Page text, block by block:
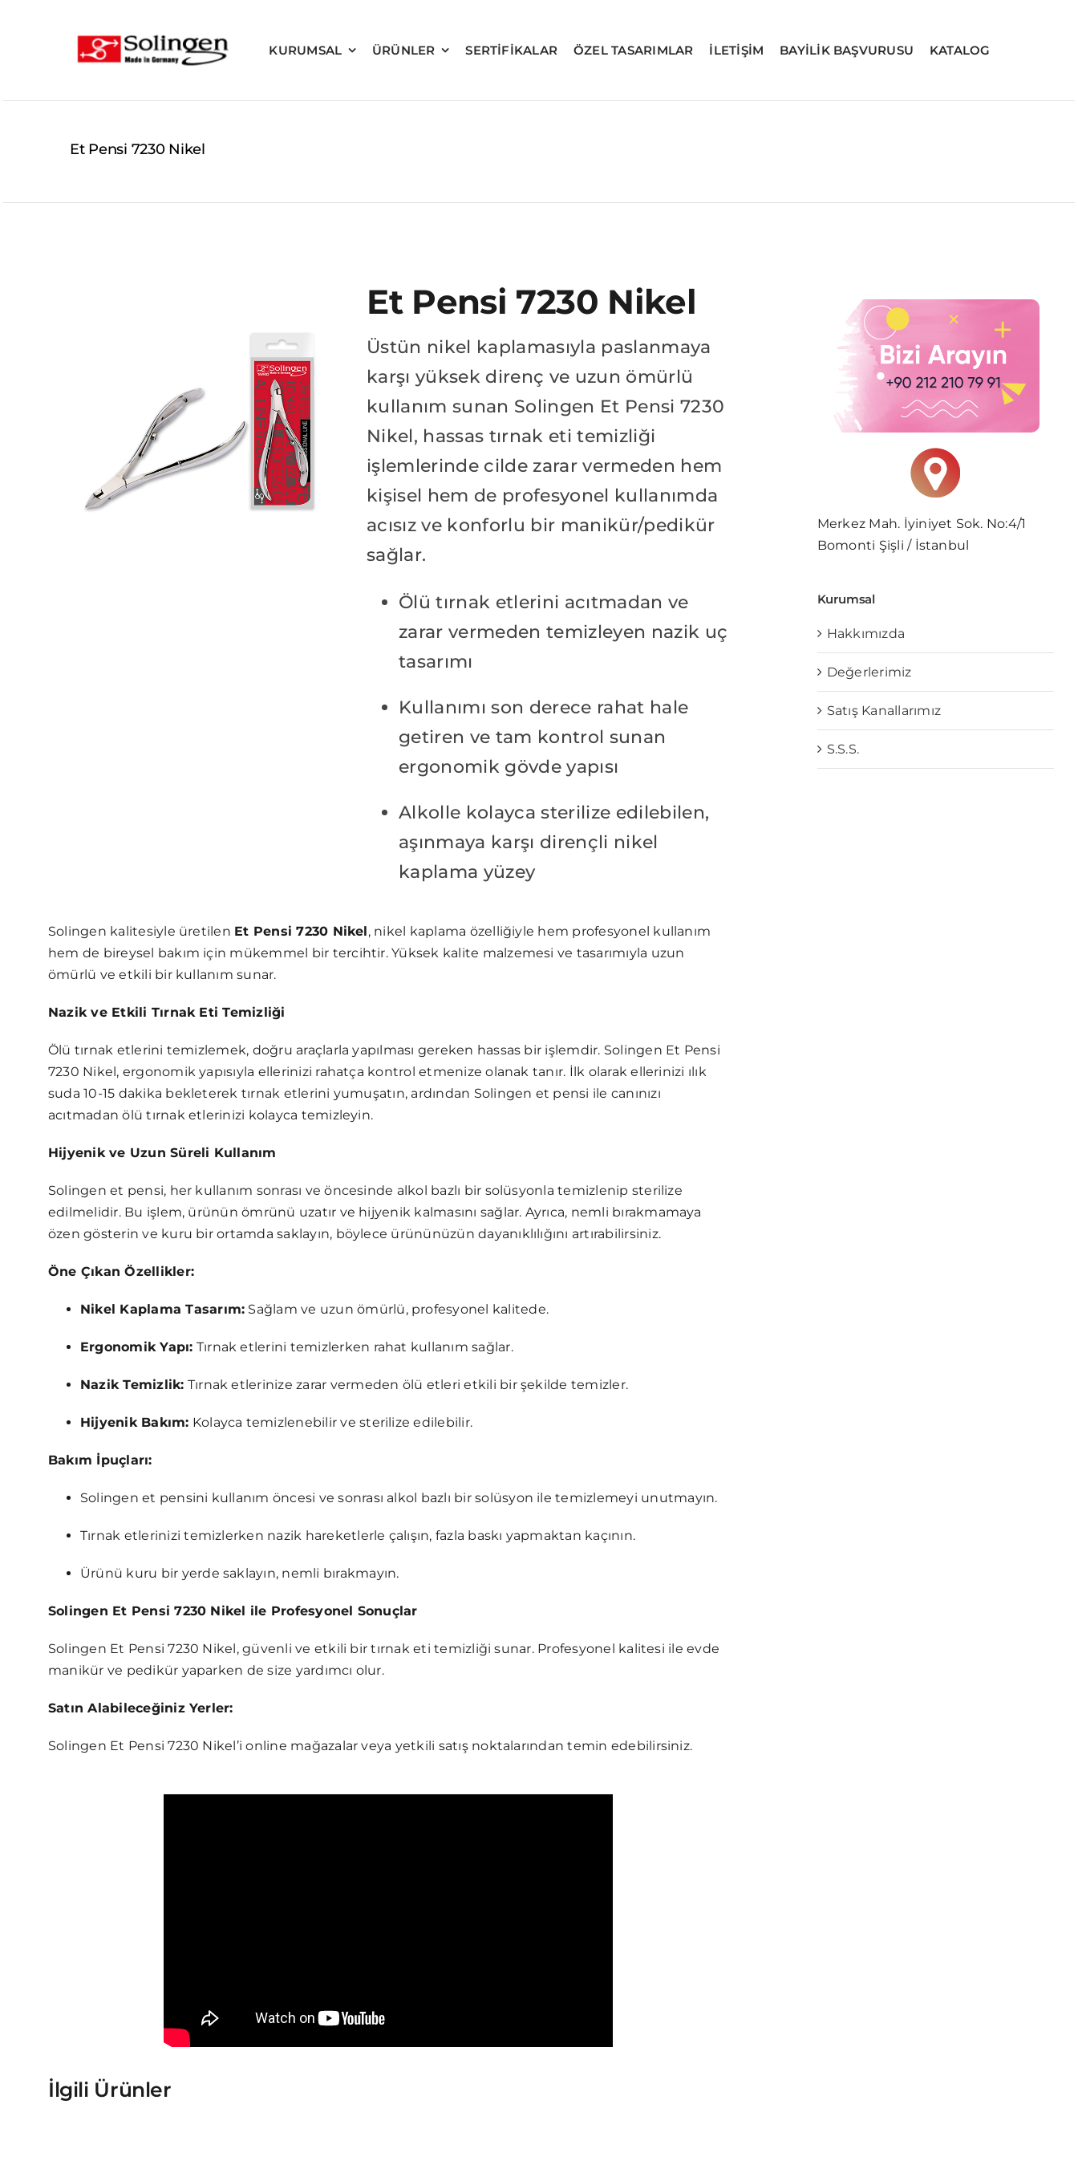
KURUMSAL ÜRÜNLER SERTIFIKALAR ÖZEL TASARIMLAR İLETİŞİM BAYİLİK BAŞVURUSU KATALOG
Et Pensi 7230 Nikel
Et Pensi 7230 Nikel
Üstün nikel kaplamasıyla paslanmaya
karşı yüksek direnç ve uzun ömürlü
kullanım sunan Solingen Et Pensi 7230
Nikel, hassas tırnak eti temizliği
işlemlerinde cilde zarar vermeden hem
kişisel hem de profesyonel kullanımda
acısız ve konforlu bir manikür/pedikür
sağlar.
Ölü tırnak etlerini acıtmadan ve
zarar vermeden temizleyen nazik uç
tasarımı
Kullanımı son derece rahat hale
getiren ve tam kontrol sunan
ergonomik gövde yapısı
Alkolle kolayca sterilize edilebilen,
aşınmaya karşı dirençli nikel
kaplama yüzey
Solingen kalitesiyle üretilen Et Pensi 7230 Nikel, nikel kaplama özelliğiyle hem profesyonel kullanım
hem de bireysel bakım için mükemmel bir tercihtir. Yüksek kalite malzemesi ve tasarımıyla uzun
ömürlü ve etkili bir kullanım sunar.
Nazik ve Etkili Tırnak Eti Temizliği
Ölü tırnak etlerini temizlemek, doğru araçlarla yapılması gereken hassas bir işlemdir. Solingen Et Pensi
7230 Nikel, ergonomik yapısıyla ellerinizi rahatça kontrol etmenize olanak tanır. İlk olarak ellerinizi ılık
suda 10-15 dakika bekleterek tırnak etlerini yumuşatın, ardından Solingen et pensi ile canınızı
acıtmadan ölü tırnak etlerinizi kolayca temizleyin.
Hijyenik ve Uzun Süreli Kullanım
Solingen et pensi, her kullanım sonrası ve öncesinde alkol bazlı bir solüsyonla temizlenip sterilize
edilmelidir. Bu işlem, ürünün ömrünü uzatır ve hijyenik kalmasını sağlar. Ayrıca, nemli bırakmamaya
özen gösterin ve kuru bir ortamda saklayın, böylece ürününüzün dayanıklılığını artırabilirsiniz.
Öne Çıkan Özellikler:
Nikel Kaplama Tasarım: Sağlam ve uzun ömürlü, profesyonel kalitede.
Ergonomik Yapı: Tırnak etlerini temizlerken rahat kullanım sağlar.
Nazik Temizlik: Tırnak etlerinize zarar vermeden ölü etleri etkili bir şekilde temizler.
Hijyenik Bakım: Kolayca temizlenebilir ve sterilize edilebilir.
Bakım İpuçları:
Solingen et pensini kullanım öncesi ve sonrası alkol bazlı bir solüsyon ile temizlemeyi unutmayın.
Tırnak etlerinizi temizlerken nazik hareketlerle çalışın, fazla baskı yapmaktan kaçının.
Ürünü kuru bir yerde saklayın, nemli bırakmayın.
Solingen Et Pensi 7230 Nikel ile Profesyonel Sonuçlar
Solingen Et Pensi 7230 Nikel, güvenli ve etkili bir tırnak eti temizliği sunar. Profesyonel kalitesi ile evde
manikür ve pedikür yaparken de size yardımcı olur.
Satın Alabileceğiniz Yerler:
Solingen Et Pensi 7230 Nikel’i online mağazalar veya yetkili satış noktalarından temin edebilirsiniz.
İlgili Ürünler
Merkez Mah. İyiniyet Sok. No:4/1
Bomonti Şişli / İstanbul
Kurumsal
Hakkımızda
Değerlerimiz
Satış Kanallarımız
S.S.S.